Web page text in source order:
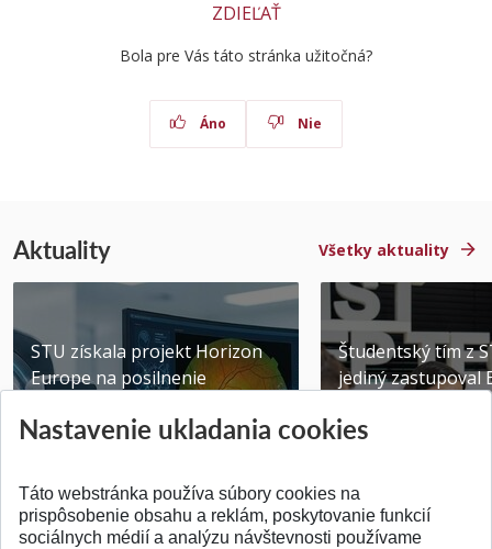
ZDIEĽAŤ
Bola pre Vás táto stránka užitočná?
Áno Nie
Aktuality Všetky aktuality
STU získala projekt Horizon
Europe na posilnenie
Publikované 31.07.2026
Študentský tím z
jediný zastupoval
Publikované
Nastavenie ukladania cookies
Táto webstránka používa súbory cookies na
prispôsobenie obsahu a reklám, poskytovanie funkcií
sociálnych médií a analýzu návštevnosti používame